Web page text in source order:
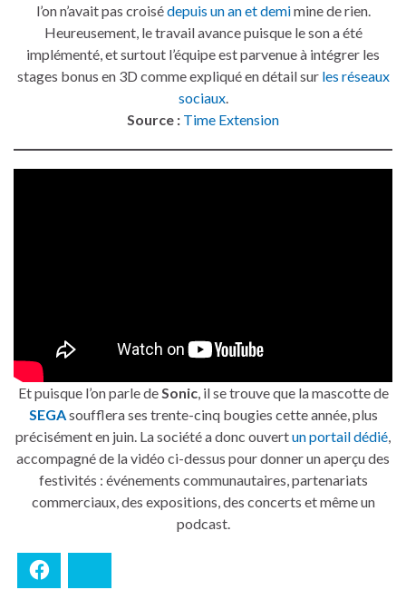
l’on n’avait pas croisédepuis un an et demimine de rien.
Heureusement, le travail avance puisque le son a été
implémenté, et surtout l’équipe est parvenue à intégrer les
stages bonus en 3D comme expliqué en détail sur les réseaux
sociaux.
Source : Time Extension
Et puisque l’on parle de Sonic, il se trouve que la mascotte de
SEGAsoufflera ses trente-cinq bougies cette année, plus
précisément en juin. La société a donc ouvertun portail dédié
accompagné de la vidéo ci-dessus pour donner un aperçu des
festivités : événements communautaires, partenariats
commerciaux, des expositions, des concerts et même un
podcast.